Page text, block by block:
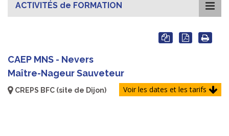
ACTIVITÉS de FORMATION
CAEP MNS - Nevers
Maître-Nageur Sauveteur
Voir les dates et les tarifs
CREPS BFC (site de Dijon)